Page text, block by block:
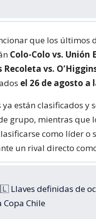
que los últimos
Colo-Colo vs. Unión
Recoleta vs.
el 26 de agosto a
ya están clasificados y
grupo, mientras que
como líder o
un rival directo
Llaves definidas de
Copa Chile